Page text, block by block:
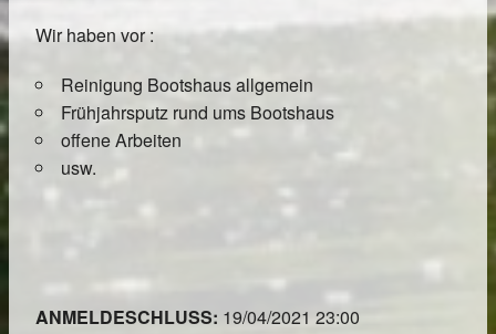
Wir haben vor :
Reinigung Bootshaus allgemein
Frühjahrsputz rund ums Bootshaus
offene Arbeiten
usw.
ANMELDESCHLUSS: 19/04/2021 23:00